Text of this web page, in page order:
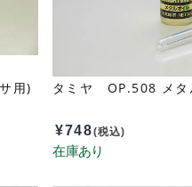
用)
タミヤ OP.508 メ
¥748(税込)